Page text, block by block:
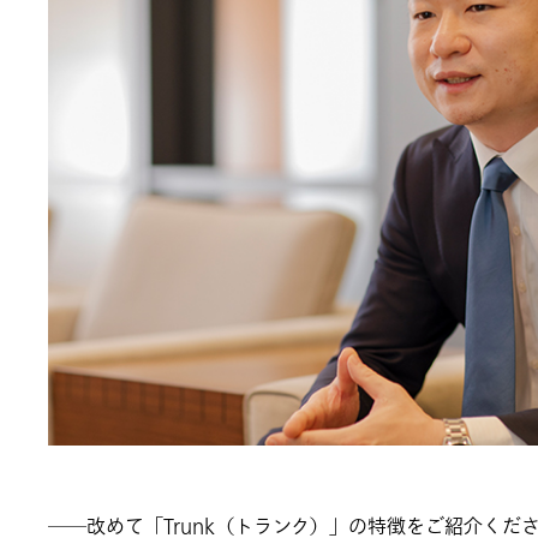
――改めて「Trunk（トランク）」の特徴をご紹介くだ